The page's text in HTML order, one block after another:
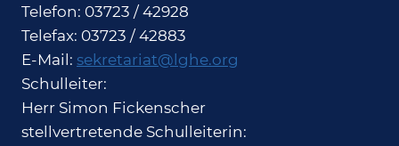
Telefon: 03723 / 42928
Telefax: 03723 / 42883
E-Mail: sekretariat@lghe.org
Schulleiter:
Herr Simon Fickenscher
stellvertretende Schulleiterin: